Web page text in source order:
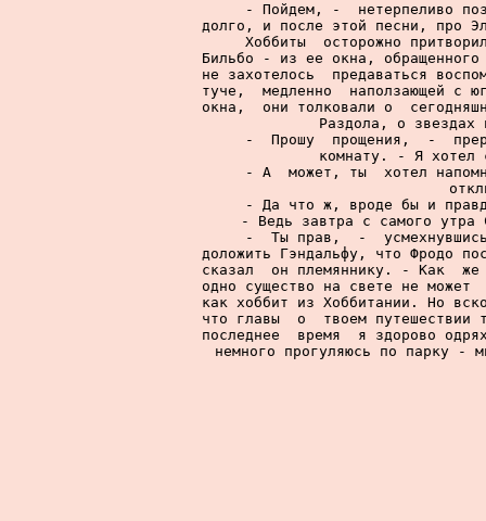
- Пойдем, -  нетерпеливо
долго, и после этой песни, про
Хоббиты  осторожно
Бильбо - из ее окна,
не захотелось  предаваться
туче,  медленно  наползающей с
окна,  они толковали о
Раздола, о
-  Прошу  прощения,  -
комнату. - Я хотел
- А  может, ты  хотел
- Да что ж, вроде бы и
- Ведь завтра с самого утра
-  Ты прав,  -
доложить Гэндальфу, что Фродо
сказал  он племяннику. - Как
одно существо на свете не может
как хоббит из Хоббитании. Но
что главы  о  твоем
последнее  время  я здорово
немного прогуляюсь по парку -